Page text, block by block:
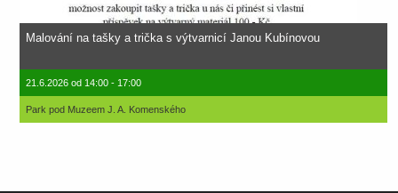
Malování na tašky a trička s výtvarnicí Janou Kubínovou
21.6.2026 od 14:00 - 17:00
Park pod Muzeem J. A. Komenského